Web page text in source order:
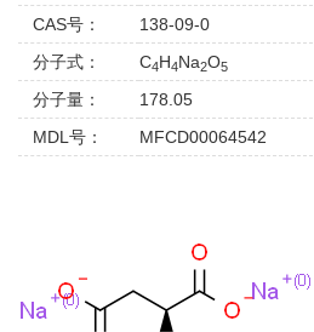
CAS号：
138-09-0
分子式：
C4H4Na2O5
分子量：
178.05
MDL号：
MFCD00064542